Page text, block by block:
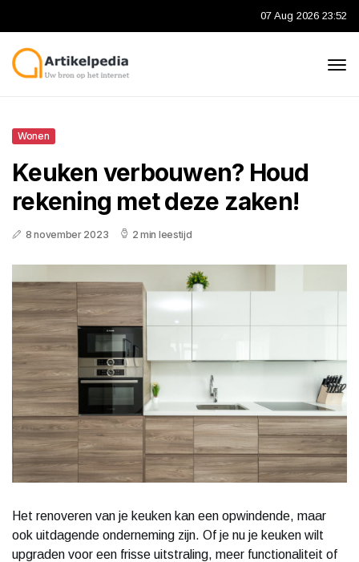
07 Aug 2026 23:52
Wonen
Keuken verbouwen? Houd
rekening met deze zaken!
8 november 2023 2 min leestijd
Het renoveren van je keuken kan een opwindende, maar
ook uitdagende onderneming zijn. Of je nu je keuken wilt
upgraden voor een frisse uitstraling, meer functionaliteit of